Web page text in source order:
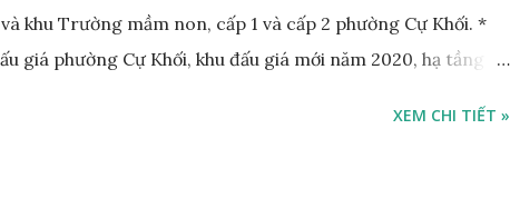
khu Trường mầm non, cấp 1 và cấp 2 phường Cự Khối. *
giá phường Cự Khối, khu đấu giá mới năm 2020, hạ tầng
Khối khoảng 250m. Cách Trường Tiểu học Cự Khối khoảng
XEM CHI TIẾT »